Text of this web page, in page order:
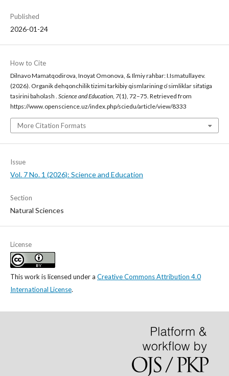
Published
2026-01-24
How to Cite
Dilnavo Mamatqodirova, Inoyat Omonova, & Ilmiy rahbar: I.Ismatullayev.
(2026). Organik dehqonchilik tizimi tarkibiy qismlarining o‘simliklar sifatiga
tasirini baholash . Science and Education, 7(1), 72–75. Retrieved from
https://www.openscience.uz/index.php/sciedu/article/view/8333
More Citation Formats
Issue
Vol. 7 No. 1 (2026): Science and Education
Section
Natural Sciences
License
This work is licensed under a Creative Commons Attribution 4.0
International License.